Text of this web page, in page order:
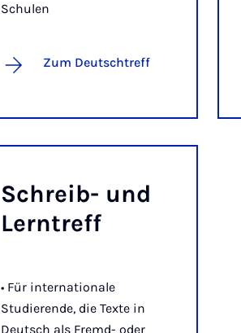
Schulen
Zum Deutschtreff
Schreib- und
Lern­treff
• Für internationale
Studierende, die Texte in
Deutsch als Fremd- oder